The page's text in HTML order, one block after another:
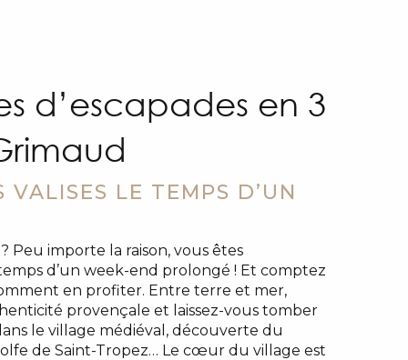
d’escapades en 3
VALISES LE TEMPS D’UN
Peu importe la raison, vous êtes
d’un week-end prolongé ! Et comptez
en profiter. Entre terre et mer,
provençale et laissez-vous tomber
le village médiéval, découverte du
de Saint-Tropez… Le cœur du village est